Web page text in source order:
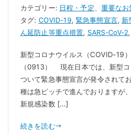
カテゴリー: 日程・予定 重要なお
タグ: COVID-19,緊急事態宣言, 新
ん延防止等重点措置, SARS-CoV-2
新型コロナウイルス（COVID-19）
（0913） 現在日本では、新型コ
ついて緊急事態宣言が発令されて
種は急ピッチで進んでおりますが
新規感染数 […]
続きを読む